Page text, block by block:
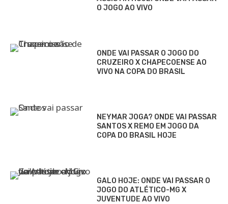
O JOGO AO VIVO
ONDE VAI PASSAR O JOGO DO
CRUZEIRO X CHAPECOENSE AO
VIVO NA COPA DO BRASIL
NEYMAR JOGA? ONDE VAI PASSAR
SANTOS X REMO EM JOGO DA
COPA DO BRASIL HOJE
GALO HOJE: ONDE VAI PASSAR O
JOGO DO ATLÉTICO-MG X
JUVENTUDE AO VIVO